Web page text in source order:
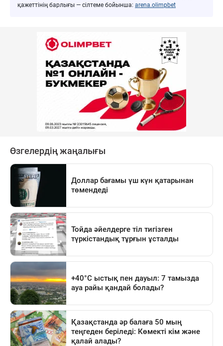
қажеттінің барлығы — сілтеме бойынша: arena.olimpbet